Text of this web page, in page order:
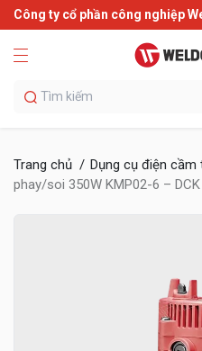
Công ty cổ phần công nghiệp
Trang chủ Dụng cụ điện cầm
phay/soi 350W KMP02-6 – DCK